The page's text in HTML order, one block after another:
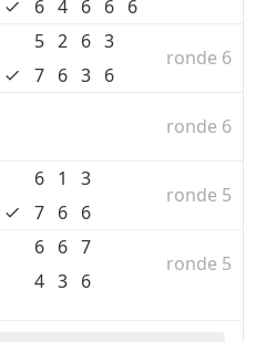
6 4 6 6 6
5 2 6 3
ronde 6
7 6 3 6
ronde 6
6 1 3
ronde 5
7 6 6
6 6 7
ronde 5
4 3 6